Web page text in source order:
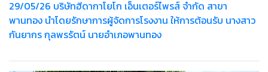
29/05/26 บริษัทฮีดากาโยโก เอ็นเตอร์ไพรส์ จำกัด สาขา
พานทอง นำโดยรักษาการผู้จัดการโรงงาน ให้การต้อนรับ นางสาว
กันยากร กุลพรรัตน์ นายอำเภอพานทอง